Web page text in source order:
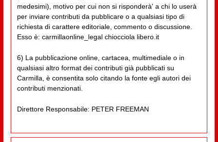
medesimi), motivo per cui non si risponderà' a chi lo userà
per inviare contributi da pubblicare o a qualsiasi tipo di
richiesta di carattere editoriale, commento o discussione.
Esso è: carmillaonline_legal chiocciola libero.it
6) La pubblicazione online, cartacea, multimediale o in
qualsiasi altro format dei contributi già pubblicati su
Carmilla, è consentita solo citando la fonte egli autori dei
contributi menzionati.
Direttore Responsabile: PETER FREEMAN